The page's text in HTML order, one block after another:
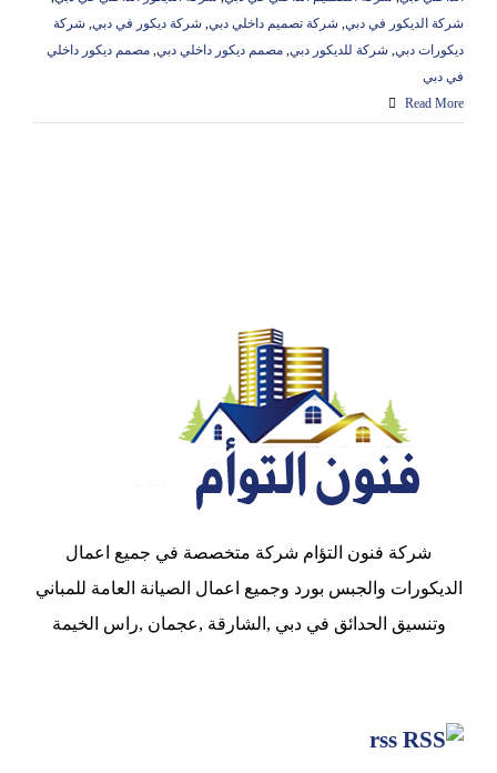
شركة الديكور في دبي, شركة تصميم داخلي دبي, شركة ديكور في دبي, شركة
ديكورات دبي, شركة للديكور دبي, مصمم ديكور داخلي دبي, مصمم ديكور داخلي
في دبي
Read More
شركة فنون التؤام شركة متخصصة في جميع اعمال
الديكورات والجبس بورد وجميع اعمال الصيانة العامة للمباني
وتنسيق الحدائق في دبي ,الشارقة ,عجمان ,راس الخيمة
rss